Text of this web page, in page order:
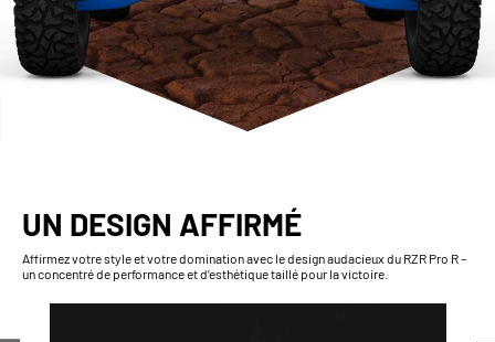
UN DESIGN AFFIRMÉ
Affirmez votre style et votre domination avec le design audacieux du RZR Pro R –
un concentré de performance et d’esthétique taillé pour la victoire.